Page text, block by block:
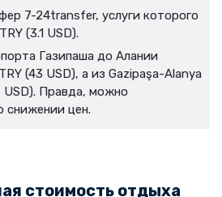
7-24transfer, услуги которого
(3.1 USD).
Газипаша до Алании
(43 USD), а из Gazipaşa-Alanya
USD). Правда, можно
снижении цен.
стоимость отдыха